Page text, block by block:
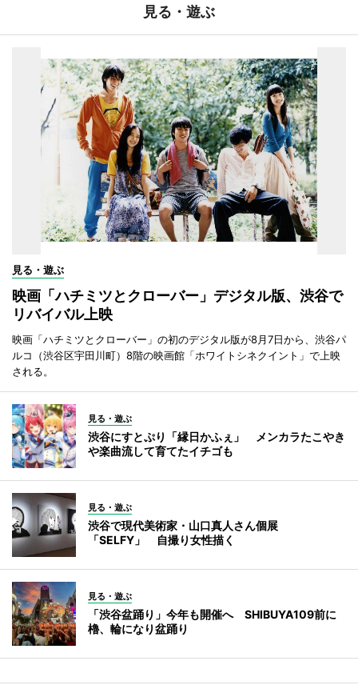
見る・遊ぶ
見る・遊ぶ
映画「ハチミツとクローバー」デジタル版、渋谷で
リバイバル上映
映画「ハチミツとクローバー」の初のデジタル版が8月7日から、渋谷パ
ルコ（渋谷区宇田川町）8階の映画館「ホワイトシネクイント」で上映
される。
見る・遊ぶ
渋谷にすとぷり「縁日かふぇ」 メンカラたこやき
や楽曲流して育てたイチゴも
見る・遊ぶ
渋谷で現代美術家・山口真人さん個展
「SELFY」 自撮り女性描く
見る・遊ぶ
「渋谷盆踊り」今年も開催へ SHIBUYA109前に
櫓、輪になり盆踊り